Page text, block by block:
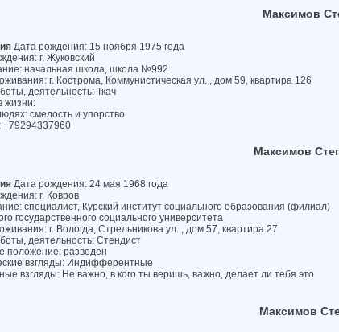
Максимов
Дата рождения: 15 ноября 1975 года
г. Жуковский
начальная школа, школа №992
г. Кострома, Коммунистическая ул. , дом 59, квартира 126
деятельность: Ткач
жизни:
смелость и упорство
+79294337960
Максимов
Дата рождения: 24 мая 1968 года
г. Ковров
специалист, Курский институт социального образования (филиал)
государственного социального университета
г. Вологда, Стрельникова ул. , дом 57, квартира 27
деятельность: Стендист
положение: разведен
взгляды: Индифферентные
взгляды: Не важно, в кого ты веришь, важно, делает ли тебя это
Максимов